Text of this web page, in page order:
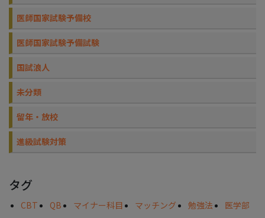
医師国家試験予備校
医師国家試験予備試験
国試浪人
未分類
留年・放校
進級試験対策
タグ
CBT QB マイナー科目 マッチング 勉強法
医学部